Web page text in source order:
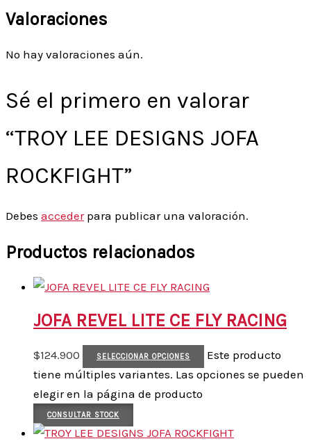
Valoraciones
No hay valoraciones aún.
Sé el primero en valorar
“TROY LEE DESIGNS JOFA
ROCKFIGHT”
Debes accederpara publicar una valoración.
Productos relacionados
JOFA REVEL LITE CE FLY RACING
$124.900 SELECCIONAR OPCIONES
Este producto
tiene múltiples variantes. Las opciones se pueden
elegir en la página de producto
CONSULTAR STOCK